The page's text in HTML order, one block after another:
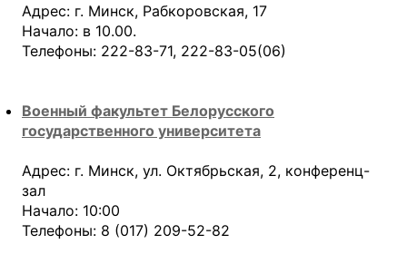
Адрес: г. Минск, Рабкоровская, 17
Начало: в 10.00.
Телефоны: 222-83-71, 222-83-05(06)
Военный факультет Белорусского
государственного университета
Адрес: г. Минск, ул. Октябрьская, 2, конференц-
зал
Начало: 10:00
Телефоны: 8 (017) 209-52-82